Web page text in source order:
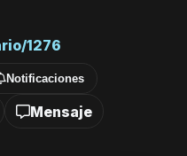
1276
Notificaciones
Mensaje